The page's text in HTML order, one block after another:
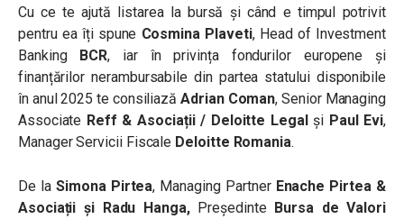
Cu ce te ajută listarea la bursă și când e timpul potrivit
pentru ea îți spune Cosmina Plaveti, Head of Investment
Banking
BCR, iar în privința fondurilor europene și
finanțărilor nerambursabile din partea statului disponibile
în anul 2025 te consiliazăAdrian Coman, Senior Managing
Associate Reff & Asociații / Deloitte Legal și Paul Evi,
Manager Servicii Fiscale Deloitte Romania.
De laSimona Pirtea, Managing Partner Enache Pirtea &
Asociații și Radu Hanga, PreședinteBursa de Valori